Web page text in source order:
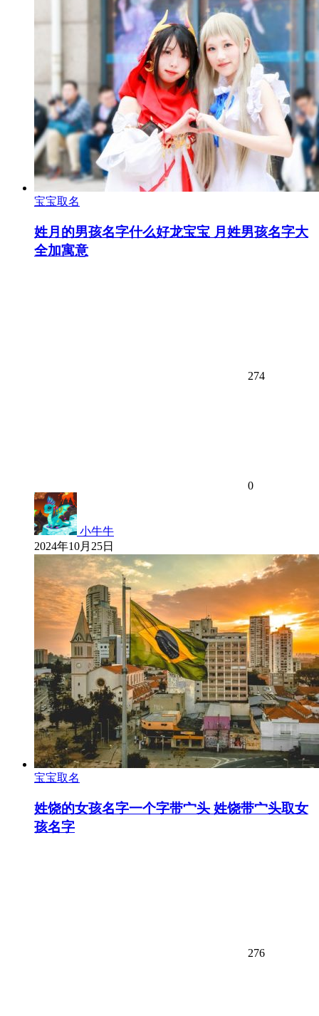
宝宝取名
姓月的男孩名字什么好龙宝宝 月姓男孩名字大
全加寓意
274
0
小牛牛
2024年10月25日
宝宝取名
姓饶的女孩名字一个字带宀头 姓饶带宀头取女
孩名字
276